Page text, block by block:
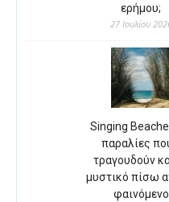
ερήμου;
27 Ιουλίου
Singing
παραλίες
τραγουδούν
μυστικό πίσω
φαινόμενο